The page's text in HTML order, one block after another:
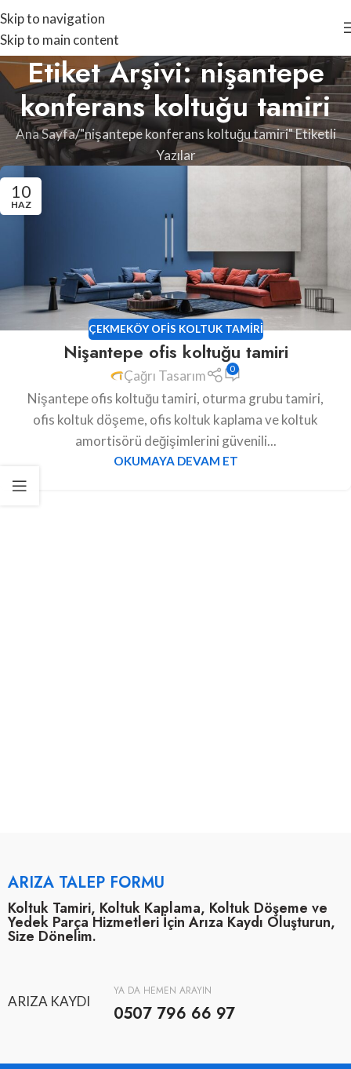
Skip to navigation
Skip to main content
Etiket Arşivi: nişantepe
konferans koltuğu tamiri
Ana Sayfa "nişantepe konferans koltuğu tamiri" Etiketli
Yazılar
10
HAZ
ÇEKMEKÖY OFIS KOLTUK TAMIRI
Nişantepe ofis koltuğu tamiri
Çağrı Tasarım 0
Nişantepe ofis koltuğu tamiri, oturma grubu tamiri,
ofis koltuk döşeme, ofis koltuk kaplama ve koltuk
amortisörü değişimlerini güvenili...
OKUMAYA DEVAM ET
ARIZA TALEP FORMU
Koltuk Tamiri, Koltuk Kaplama, Koltuk Döşeme ve
Yedek Parça Hizmetleri İçin Arıza Kaydı Oluşturun,
Size Dönelim.
ARIZA KAYDI
YA DA HEMEN ARAYIN
0507 796 66 97